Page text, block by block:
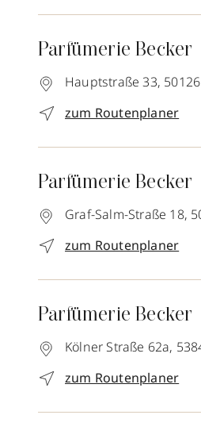
Parfümerie Becker
Hauptstraße 33, 50126
zum Routenplaner
Parfümerie Becker
Graf-Salm-Straße 18,
zum Routenplaner
Parfümerie Becker
Kölner Straße 62a,
zum Routenplaner